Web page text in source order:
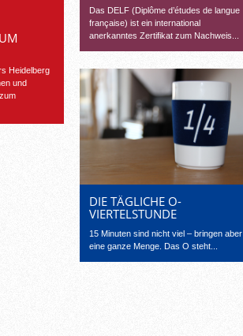
Heidelberg
und
Das DELF (Diplôme d’études de langue
française) ist ein international
anerkanntes Zertifikat zum Nachweis...
DIE TÄGLICHE O-
VIERTELSTUNDE
15 Minuten sind nicht viel – bringen aber
eine ganze Menge. Das O steht...